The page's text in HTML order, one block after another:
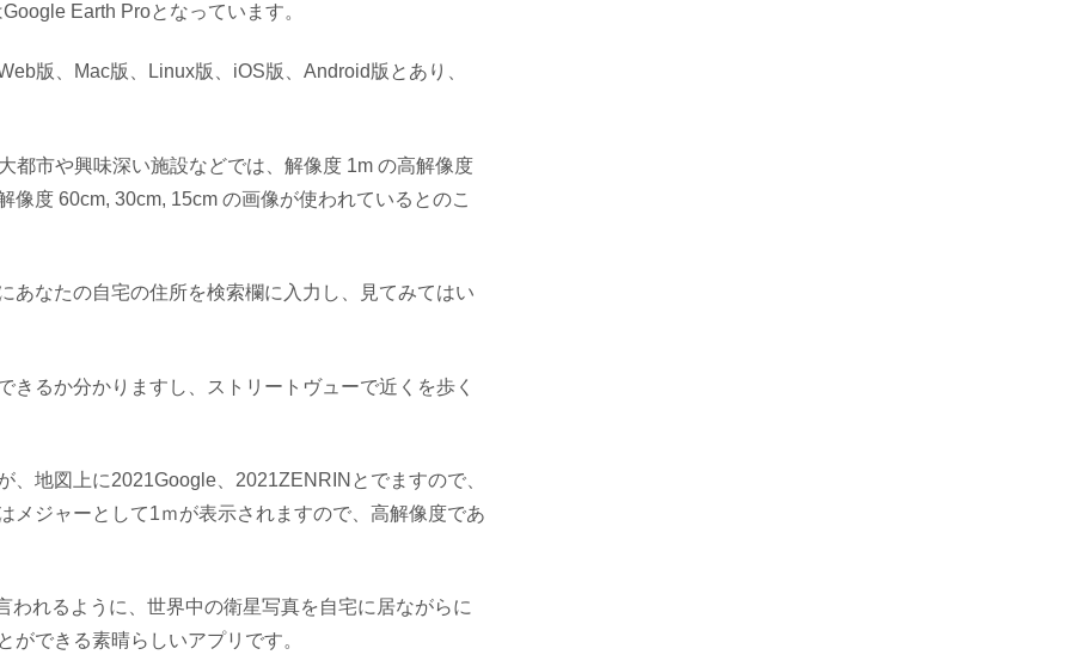
Earth Proとなっています。
版、Mac版、Linux版、iOS版、Android版とあり、
都市や興味深い施設などでは、解像度 1m の高解像度
度 60cm, 30cm, 15cm の画像が使われているとのこ
あなたの自宅の住所を検索欄に入力し、見てみてはい
るか分かりますし、ストリートヴューで近くを歩く
地図上に2021Google、2021ZENRINとでますので、
メジャーとして1ｍが表示されますので、高解像度であ
れるように、世界中の衛星写真を自宅に居ながらに
できる素晴らしいアプリです。